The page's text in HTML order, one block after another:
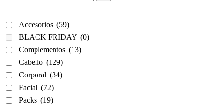
Accesorios (59)
BLACK FRIDAY (0)
Complementos (13)
Cabello (129)
Corporal (34)
Facial (72)
Packs (19)